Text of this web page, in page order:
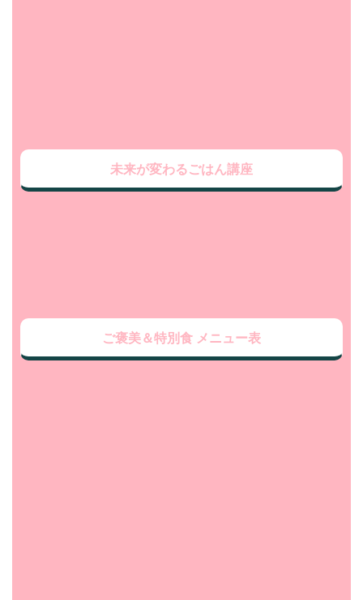
未来が変わるごはん講座
ご褒美＆特別食 メニュー表